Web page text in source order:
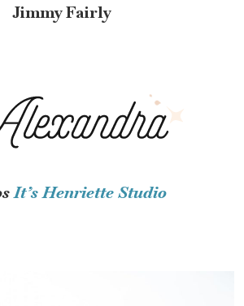
Jimmy Fairly
It’s Henriette Studio